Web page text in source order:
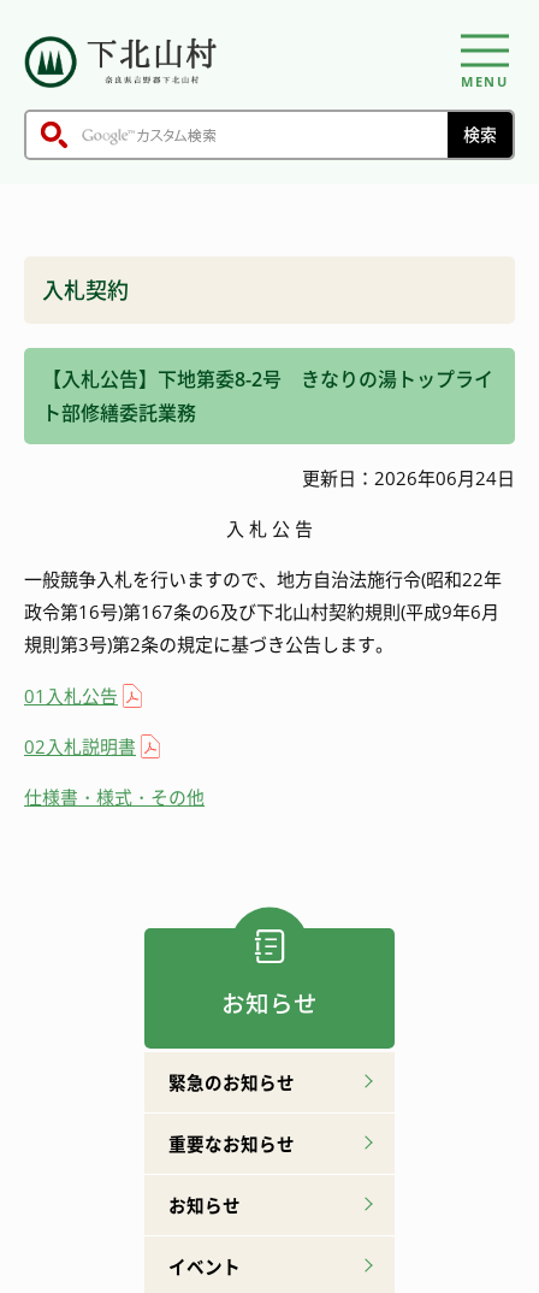
MENU
入札契約
【入札公告】下地第委8-2号 きなりの湯トップライ
ト部修繕委託業務
更新日：2026年06月24日
入 札 公 告
一般競争入札を行いますので、地方自治法施行令(昭和22年
政令第16号)第167条の6及び下北山村契約規則(平成9年6月
規則第3号)第2条の規定に基づき公告します。
01入札公告
02入札説明書
仕様書・様式・その他
お知らせ
緊急のお知らせ
重要なお知らせ
お知らせ
イベント